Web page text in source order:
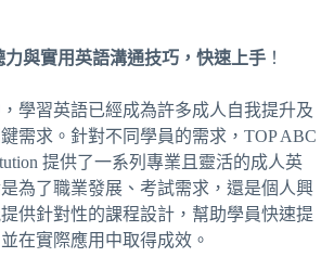
力與實用英語溝通技巧，快速上手 ！
學習英語已經成為許多成人自我提升及
需求。針對不同學員的需求，TOP ABC
提供了一系列專業且靈活的成人英
為了職業發展、考試需求，還是個人興
供針對性的課程設計，幫助學員快速提
在實際應用中取得成效。